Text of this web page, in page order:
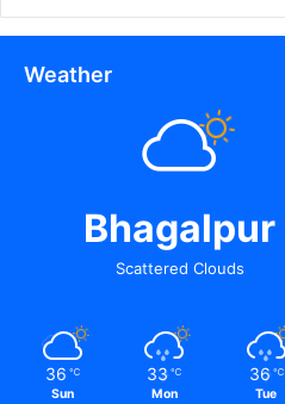
Weather
Bhagalpur
Scattered Clouds
36 ℃
Sun
33 ℃
Mon
36 ℃
Tue